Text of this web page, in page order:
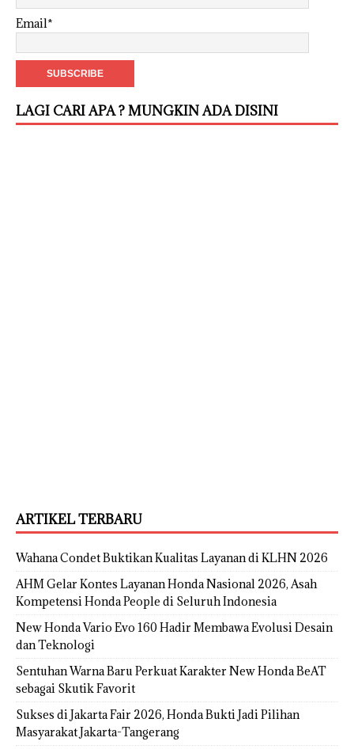
Email*
LAGI CARI APA ? MUNGKIN ADA DISINI
ARTIKEL TERBARU
Wahana Condet Buktikan Kualitas Layanan di KLHN 2026
AHM Gelar Kontes Layanan Honda Nasional 2026, Asah
Kompetensi Honda People di Seluruh Indonesia
New Honda Vario Evo 160 Hadir Membawa Evolusi Desain
dan Teknologi
Sentuhan Warna Baru Perkuat Karakter New Honda BeAT
sebagai Skutik Favorit
Sukses di Jakarta Fair 2026, Honda Bukti Jadi Pilihan
Masyarakat Jakarta-Tangerang